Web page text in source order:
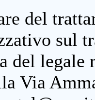
del
sul
del legale
Via